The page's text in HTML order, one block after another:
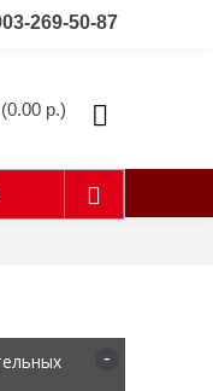
269-50-87
р.)
-